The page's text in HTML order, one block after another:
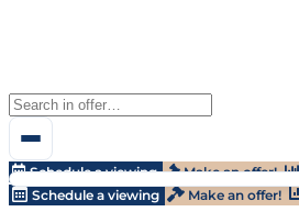
Schedule a viewing Make an offer!
Schedule a viewing
Make an offer!